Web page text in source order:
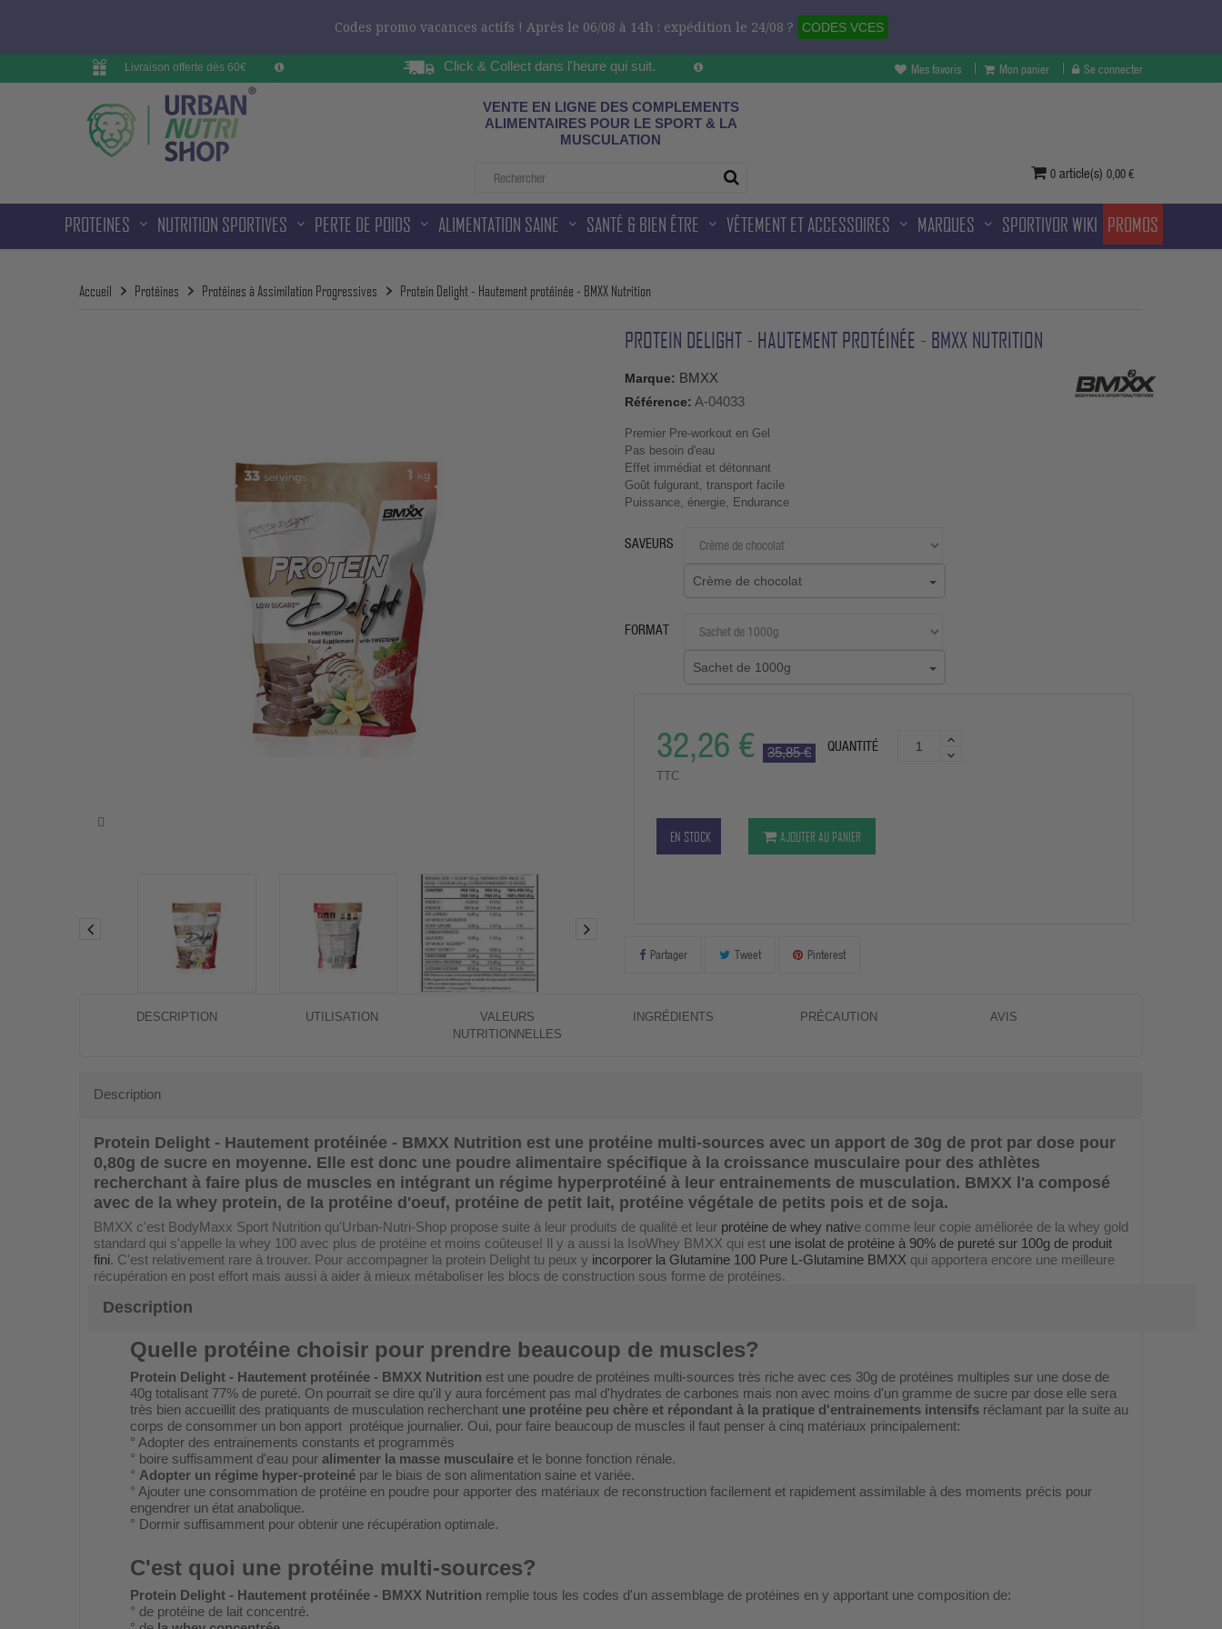
Codes promo vacances actifs ! Après le 06/08 à 14h : expédition le 24/08 ? CODES VCES
Livraison offerte dès 60€ Click & Collect dans l'heure qui suit.
Sur les horaires d'ouvertures à Melun et sans frais
additionnelle.
Mes favoris Mon panier Se connecter
VENTE EN LIGNE DES COMPLEMENTS
ALIMENTAIRES POUR LE SPORT & LA
MUSCULATION
0 article(s) 0,00 €
PROTEINES NUTRITION SPORTIVES PERTE DE POIDS ALIMENTATION SAINE SANTÉ & BIEN ÊTRE VÊTEMENT ET ACCESSOIRES MARQUES SPORTIVOR WIKI PROMOS
Accueil Protéines Protéines à Assimilation Progressives Protein Delight - Hautement protéinée - BMXX Nutrition
PROTEIN DELIGHT - HAUTEMENT PROTÉINÉE - BMXX NUTRITION
Marque: BMXX
Référence: A-04033
Premier Pre-workout en Gel
Pas besoin d'eau
Effet immédiat et détonnant
Goût fulgurant, transport facile
Puissance, énergie, Endurance
SAVEURS
Crème de chocolat
FORMAT
Sachet de 1000g
32,26 € 35,85 €
TTC
QUANTITÉ
EN STOCK AJOUTER AU PANIER
Partager Tweet Pinterest
DESCRIPTION UTILISATION
VALEURS
NUTRITIONNELLES
INGRÉDIENTS PRÉCAUTION AVIS
Description
Protein Delight - Hautement protéinée - BMXX Nutrition est une protéine multi-sources avec un apport de 30g de prot par dose pour
0,80g de sucre en moyenne. Elle est donc une poudre alimentaire spécifique à la croissance musculaire pour des athlètes
recherchant à faire plus de muscles en intégrant un régime hyperprotéiné à leur entrainements de musculation. BMXX l'a composé
avec de la whey protein, de la protéine d'oeuf, protéine de petit lait, protéine végétale de petits pois et de soja.
BMXX c'est BodyMaxx Sport Nutrition qu'Urban-Nutri-Shop propose suite à leur produits de qualité et leur protéine de whey native comme leur copie améliorée de la whey gold
standard qui s'appelle la whey 100 avec plus de protéine et moins coûteuse! Il y a aussi la IsoWhey BMXX qui est une isolat de protéine à 90% de pureté sur 100g de produit
fini. C'est relativement rare à trouver. Pour accompagner la protein Delight tu peux y incorporer la Glutamine 100 Pure L-Glutamine BMXX qui apportera encore une meilleure
récupération en post effort mais aussi à aider à mieux métaboliser les blocs de construction sous forme de protéines.
Description
Quelle protéine choisir pour prendre beaucoup de muscles?
Protein Delight - Hautement protéinée - BMXX Nutrition est une poudre de protéines multi-sources très riche avec ces 30g de protéines multiples sur une dose de
40g totalisant 77% de pureté. On pourrait se dire qu'il y aura forcément pas mal d'hydrates de carbones mais non avec moins d'un gramme de sucre par dose elle sera
très bien accueillit des pratiquants de musculation recherchant une protéine peu chère et répondant à la pratique d'entrainements intensifs réclamant par la suite au
corps de consommer un bon apport protéique journalier. Oui, pour faire beaucoup de muscles il faut penser à cinq matériaux principalement:
° Adopter des entrainements constants et programmés
° boire suffisamment d'eau pour alimenter la masse musculaire et le bonne fonction rénale.
° Adopter un régime hyper-proteiné par le biais de son alimentation saine et variée.
° Ajouter une consommation de protéine en poudre pour apporter des matériaux de reconstruction facilement et rapidement assimilable à des moments précis pour
engendrer un état anabolique.
° Dormir suffisamment pour obtenir une récupération optimale.
C'est quoi une protéine multi-sources?
Protein Delight - Hautement protéinée - BMXX Nutrition remplie tous les codes d'un assemblage de protéines en y apportant une composition de:
° de protéine de lait concentré.